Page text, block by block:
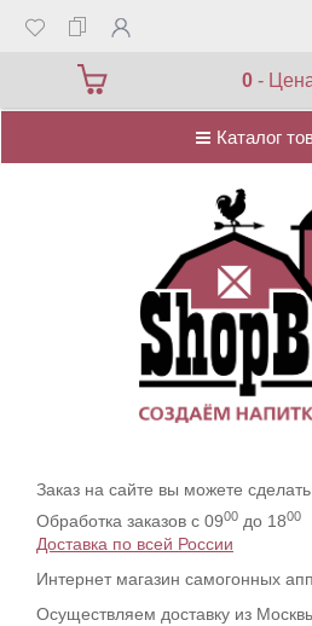
0 -
Каталог товаров
Каталог
Заказ на сайте вы можете сделать
Обработка заказов с 0900 до 1800
Доставка по всей России
Интернет магазин самогонных
Осуществляем доставку из